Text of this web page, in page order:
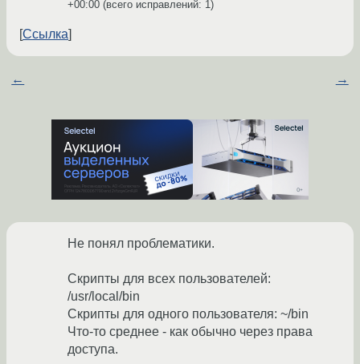
+00:00 (всего исправлений: 1)
Ссылка
← →
Не понял проблематики.
Скрипты для всех пользователей:
/usr/local/bin
Скрипты для одного пользователя: ~/bin
Что-то среднее - как обычно через права
доступа.